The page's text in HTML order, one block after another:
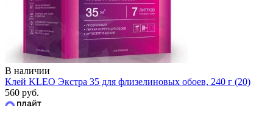
В наличии
Клей KLEO Экстра 35 для флизелиновых обоев, 240 г (20)
560 руб.